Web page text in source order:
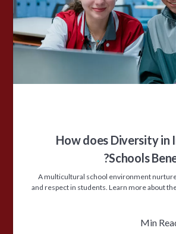
How does Diversity in
Schools
A multicultural school environment
and respect in students. Learn more about
Min